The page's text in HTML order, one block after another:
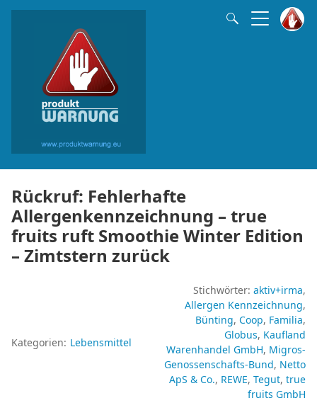
Rückruf: Fehlerhafte
Allergenkennzeichnung – true
fruits ruft Smoothie Winter Edition
– Zimtstern zurück
Kategorien: Lebensmittel
Stichwörter: aktiv+irma
Allergen Kennzeichnung
Bünting Coop Familia
Globus Kaufland
Warenhandel GmbH Migros-
Genossenschafts-Bund Netto
ApS & Co. REWE Tegut true
fruits GmbH